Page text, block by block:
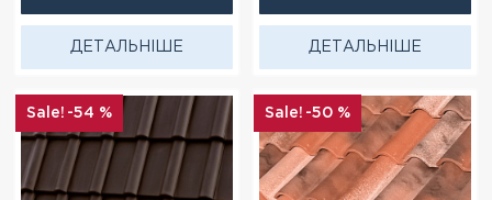
ДЕТАЛЬНІШЕ ДЕТАЛЬНІШЕ
-54 % -50 %